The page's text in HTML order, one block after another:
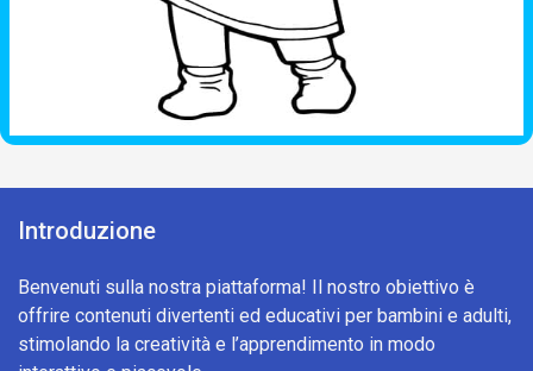
Introduzione
Benvenuti sulla nostra piattaforma! Il nostro obiettivo è
offrire contenuti divertenti ed educativi per bambini e adulti,
stimolando la creatività e l’apprendimento in modo